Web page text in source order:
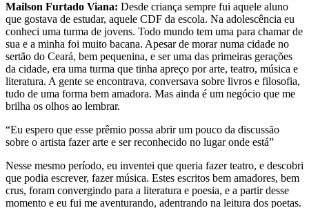
Mailson Furtado Viana: Desde criança sempre fui aquele aluno
que gostava de estudar, aquele CDF da escola. Na adolescência eu
conheci uma turma de jovens. Todo mundo tem uma para chamar de
sua e a minha foi muito bacana. Apesar de morar numa cidade no
sertão do Ceará, bem pequenina, e ser uma das primeiras gerações
da cidade, era uma turma que tinha apreço por arte, teatro, música e
literatura. A gente se encontrava, conversava sobre livros e filosofia,
tudo de uma forma bem amadora. Mas ainda é um negócio que me
brilha os olhos ao lembrar.
“Eu espero que esse prêmio possa abrir um pouco da discussão
sobre o artista fazer arte e ser reconhecido no lugar onde está”
Nesse mesmo período, eu inventei que queria fazer teatro, e descobri
que podia escrever, fazer música. Estes escritos bem amadores, bem
crus, foram convergindo para a literatura e poesia, e a partir desse
momento e eu fui me aventurando, adentrando na leitura dos poetas.